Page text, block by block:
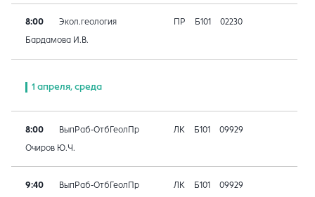
8:00 Экол.геология ПР Б101 02230
Бардамова И.В.
1 апреля, среда
8:00 ВыпРаб-ОтбГеолПр ЛК Б101 09929
Очиров Ю.Ч.
9:40 ВыпРаб-ОтбГеолПр ЛК Б101 09929